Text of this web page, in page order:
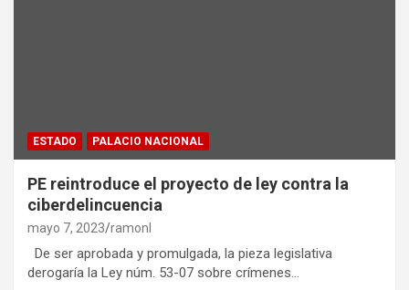
ESTADO PALACIO NACIONAL
PE reintroduce el proyecto de ley contra la
ciberdelincuencia
mayo 7, 2023 ramonl
De ser aprobada y promulgada, la pieza legislativa
derogaría la Ley núm. 53-07 sobre crímenes…